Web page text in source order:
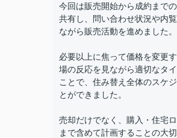
今回は販売開始から成約まで
共有し、問い合わせ状況や内
ながら販売活動を進めました。
必要以上に焦って価格を変更
場の反応を見ながら適切なタ
ことで、住み替え全体のスケ
とができました。
売却だけでなく、購入・住宅
まで含めて計画することの大